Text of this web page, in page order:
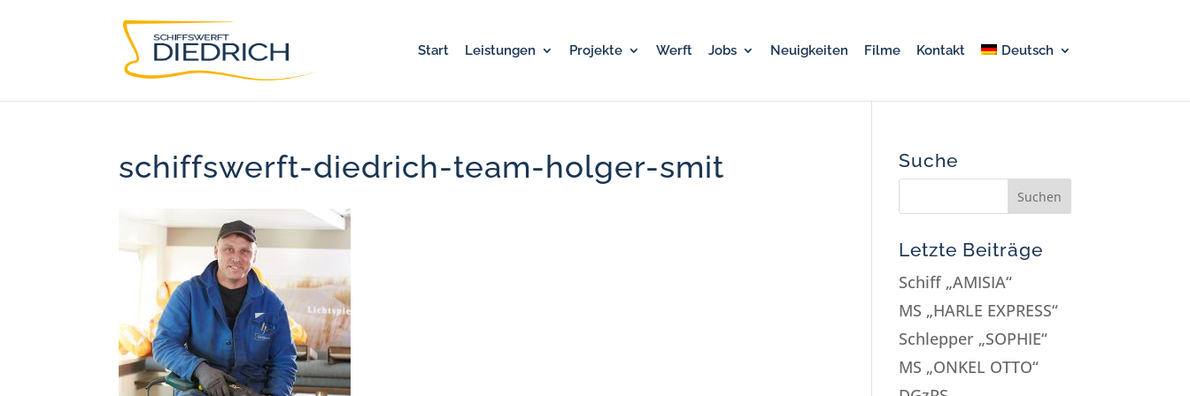
Start Leistungen Projekte Werft Jobs Neuigkeiten Filme Kontakt Deutsch
schiffswerft-diedrich-team-holger-smit Suche
Letzte Beiträge
Schiff „AMISIA“
MS „HARLE EXPRESS“
Schlepper „SOPHIE“
MS „ONKEL OTTO“